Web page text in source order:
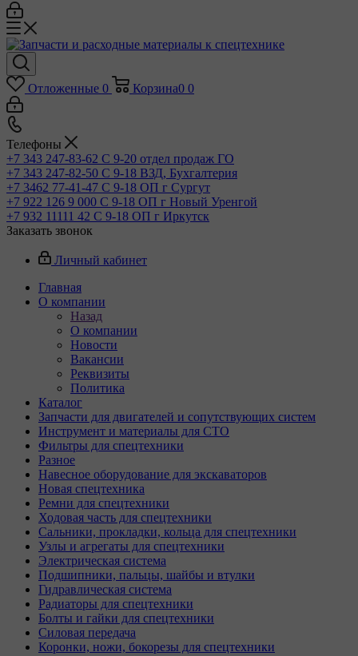
Отложенные 0 Корзина0 0
Телефоны
+7 343 247-83-62 С 9-20 отдел продаж ГО
+7 343 247-82-50 С 9-18 ВЗД, Бухгалтерия
+7 3462 77-41-47 С 9-18 ОП г Сургут
+7 922 126 9 000 С 9-18 ОП г Новый Уренгой
+7 932 11111 42 С 9-18 ОП г Иркутск
Заказать звонок
Личный кабинет
Главная
О компании
Назад
О компании
Новости
Вакансии
Реквизиты
Политика
Каталог
Запчасти для двигателей и сопутствующих систем
Инструмент и материалы для СТО
Фильтры для спецтехники
Разное
Навесное оборудование для экскаваторов
Новая спецтехника
Ремни для спецтехники
Ходовая часть для спецтехники
Сальники, прокладки, кольца для спецтехники
Узлы и агрегаты для спецтехники
Электрическая система
Подшипники, пальцы, шайбы и втулки
Гидравлическая система
Радиаторы для спецтехники
Болты и гайки для спецтехники
Силовая передача
Коронки, ножи, бокорезы для спецтехники